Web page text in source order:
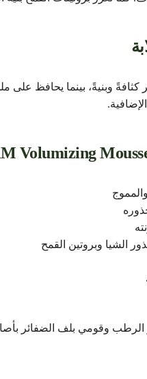
كثافةً وبنيةً، بينما يحافظ
الشيا وبروتين القمح
وقومي بلف الضفائر